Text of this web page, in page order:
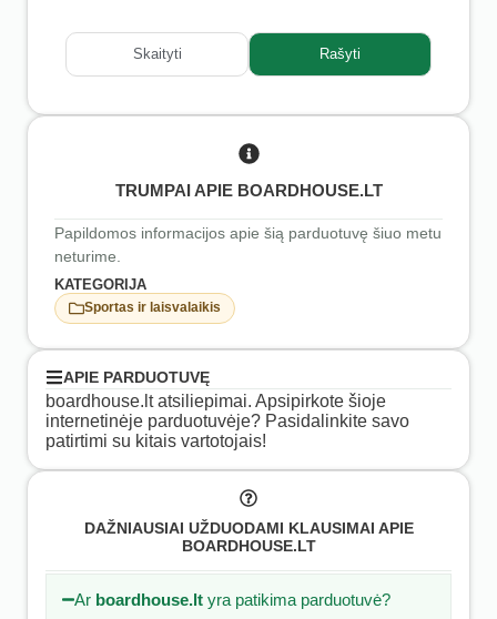
Skaityti Rašyti
TRUMPAI APIE BOARDHOUSE.LT
Papildomos informacijos apie šią parduotuvę šiuo metu
neturime.
KATEGORIJA
Sportas ir laisvalaikis
APIE PARDUOTUVĘ
boardhouse.lt atsiliepimai. Apsipirkote šioje
internetinėje parduotuvėje? Pasidalinkite savo
patirtimi su kitais vartotojais!
DAŽNIAUSIAI UŽDUODAMI KLAUSIMAI APIE
BOARDHOUSE.LT
Ar boardhouse.lt yra patikima parduotuvė?